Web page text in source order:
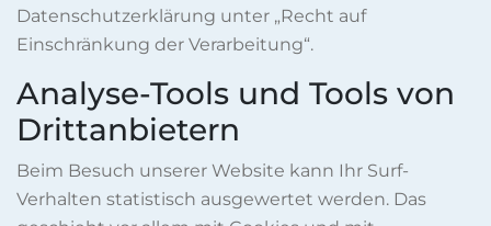
Datenschutzerklärung unter „Recht auf
Einschränkung der Verarbeitung“.
Analyse-Tools und Tools von
Drittanbietern
Beim Besuch unserer Website kann Ihr Surf-
Verhalten statistisch ausgewertet werden. Das